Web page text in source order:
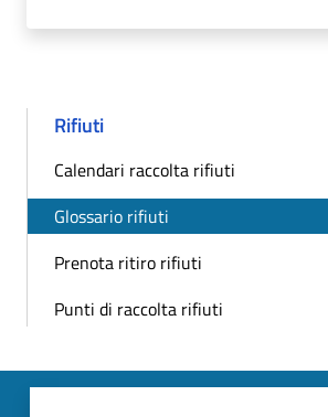
Rifiuti
Calendari raccolta rifiuti
Glossario rifiuti
Prenota ritiro rifiuti
Punti di raccolta rifiuti